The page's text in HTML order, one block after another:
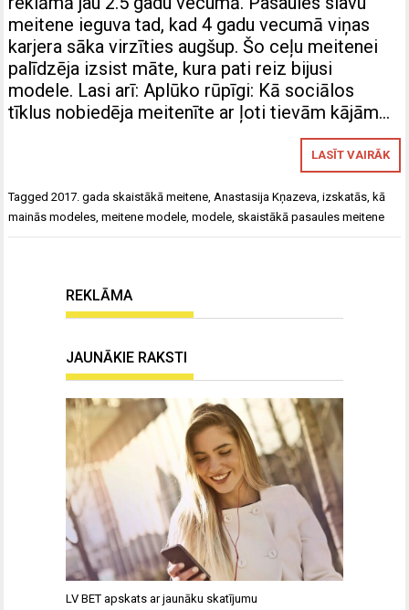
meitene ieguva tad, kad 4 gadu vecumā viņas
karjera sāka virzīties augšup. Šo ceļu meitenei
palīdzēja izsist māte, kura pati reiz bijusi
modele. Lasi arī: Aplūko rūpīgi: Kā sociālos
tīklus nobiedēja meitenīte ar ļoti tievām kājām…
LASĪT VAIRĀK
Tagged2017. gada skaistākā meitene,Anastasija Kņazeva,izskatās, kā
mainās modeles,meitene modele,modele, skaistākā pasaules meitene
REKLĀMA
JAUNĀKIE RAKSTI
LV BET apskats ar jaunāku skatījumu